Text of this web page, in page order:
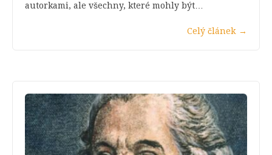
autorkami, ale všechny, které mohly být…
Celý článek →